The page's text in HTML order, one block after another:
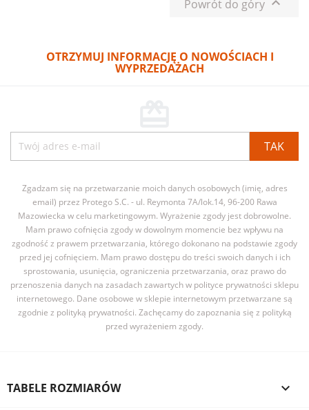
Powrót do góry
OTRZYMUJ INFORMACJĘ O NOWOŚCIACH I
WYPRZEDAŻACH
Zgadzam się na przetwarzanie moich danych osobowych (imię, adres
email) przez Protego S.C. - ul. Reymonta 7A/lok.14, 96-200 Rawa
Mazowiecka w celu marketingowym. Wyrażenie zgody jest dobrowolne.
Mam prawo cofnięcia zgody w dowolnym momencie bez wpływu na
zgodność z prawem przetwarzania, którego dokonano na podstawie zgody
przed jej cofnięciem. Mam prawo dostępu do treści swoich danych i ich
sprostowania, usunięcia, ograniczenia przetwarzania, oraz prawo do
przenoszenia danych na zasadach zawartych w polityce prywatności sklepu
internetowego. Dane osobowe w sklepie internetowym przetwarzane są
zgodnie z polityką prywatności. Zachęcamy do zapoznania się z polityką
przed wyrażeniem zgody.
TABELE ROZMIARÓW 